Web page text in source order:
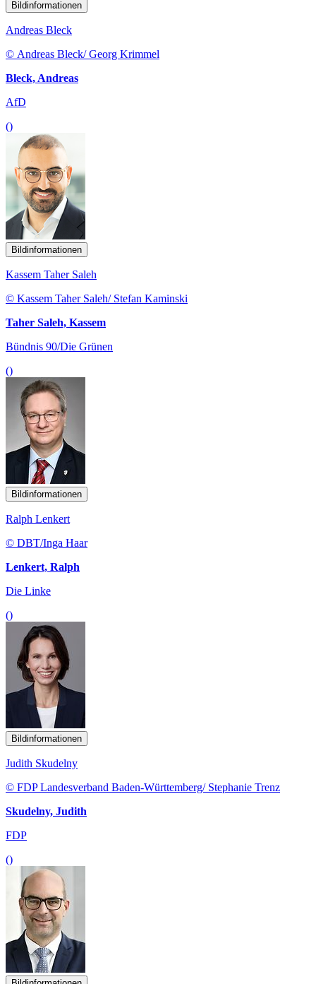
Bildinformationen
Andreas Bleck
© Andreas Bleck/ Georg Krimmel
Bleck, Andreas
AfD
()
Bildinformationen
Kassem Taher Saleh
© Kassem Taher Saleh/ Stefan Kaminski
Taher Saleh, Kassem
Bündnis 90/Die Grünen
()
Bildinformationen
Ralph Lenkert
© DBT/Inga Haar
Lenkert, Ralph
Die Linke
()
Bildinformationen
Judith Skudelny
© FDP Landesverband Baden-Württemberg/ Stephanie Trenz
Skudelny, Judith
FDP
()